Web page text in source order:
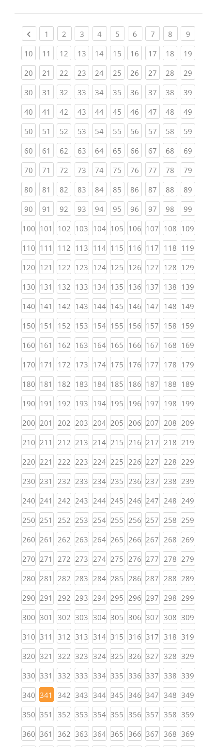
Previous page
1 (current)
2 (current)
3(current)
4(current)
5(current)
6 (current)
7(current)
8 (current)
9
10 (current)
11 (current)
12 (current)
13(current)
14(current)
15(current)
16 (current)
17(current)
18 (current)
19
20 (current)
21 (current)
22 (current)
23(current)
24(current)
25(current)
26 (current)
27(current)
28 (current)
29
30 (current)
31 (current)
32 (current)
33(current)
34(current)
35(current)
36 (current)
37(current)
38 (current)
39
40 (current)
41 (current)
42 (current)
43(current)
44(current)
45(current)
46 (current)
47(current)
48 (current)
49
50 (current)
51 (current)
52 (current)
53(current)
54(current)
55(current)
56 (current)
57(current)
58 (current)
59
60 (current)
61 (current)
62 (current)
63(current)
64(current)
65(current)
66 (current)
67(current)
68 (current)
69
70 (current)
71 (current)
72 (current)
73(current)
74(current)
75(current)
76 (current)
77(current)
78 (current)
79
80 (current)
81 (current)
82 (current)
83(current)
84(current)
85(current)
86 (current)
87(current)
88 (current)
89
90 (current)
91 (current)
92 (current)
93(current)
94(current)
95(current)
96 (current)
97(current)
98 (current)
99
100(current)
101 (current)
102(current)
103 (current)
104(current)
105 (current)
106(current)
107 (current)
108(current)
109
110(current)
111 (current)
112(current)
113 (current)
114(current)
115 (current)
116(current)
117 (current)
118(current)
119
120(current)
121 (current)
122(current)
123 (current)
124(current)
125 (current)
126(current)
127 (current)
128(current)
129
130(current)
131 (current)
132(current)
133 (current)
134(current)
135 (current)
136(current)
137 (current)
138(current)
139
140(current)
141 (current)
142(current)
143 (current)
144(current)
145 (current)
146(current)
147 (current)
148(current)
149
150(current)
151 (current)
152(current)
153 (current)
154(current)
155 (current)
156(current)
157 (current)
158(current)
159
160(current)
161 (current)
162(current)
163 (current)
164(current)
165 (current)
166(current)
167 (current)
168(current)
169
170(current)
171 (current)
172(current)
173 (current)
174(current)
175 (current)
176(current)
177 (current)
178(current)
179
180(current)
181 (current)
182(current)
183 (current)
184(current)
185 (current)
186(current)
187 (current)
188(current)
189
190(current)
191 (current)
192(current)
193 (current)
194(current)
195 (current)
196(current)
197 (current)
198(current)
199
200(current)
201 (current)
202(current)
203 (current)
204(current)
205 (current)
206(current)
207 (current)
208(current)
209
210(current)
211 (current)
212(current)
213 (current)
214(current)
215 (current)
216(current)
217 (current)
218(current)
219
220(current)
221 (current)
222(current)
223 (current)
224(current)
225 (current)
226(current)
227 (current)
228(current)
229
230(current)
231 (current)
232(current)
233 (current)
234(current)
235 (current)
236(current)
237 (current)
238(current)
239
240(current)
241 (current)
242(current)
243 (current)
244(current)
245 (current)
246(current)
247 (current)
248(current)
249
250(current)
251 (current)
252(current)
253 (current)
254(current)
255 (current)
256(current)
257 (current)
258(current)
259
260(current)
261 (current)
262(current)
263 (current)
264(current)
265 (current)
266(current)
267 (current)
268(current)
269
270(current)
271 (current)
272(current)
273 (current)
274(current)
275 (current)
276(current)
277 (current)
278(current)
279
280(current)
281 (current)
282(current)
283 (current)
284(current)
285 (current)
286(current)
287 (current)
288(current)
289
290(current)
291 (current)
292(current)
293 (current)
294(current)
295 (current)
296(current)
297 (current)
298(current)
299
300(current)
301 (current)
302(current)
303 (current)
304(current)
305 (current)
306(current)
307 (current)
308(current)
309
310(current)
311 (current)
312(current)
313 (current)
314(current)
315 (current)
316(current)
317 (current)
318(current)
319
320(current)
321 (current)
322(current)
323 (current)
324(current)
325 (current)
326(current)
327 (current)
328(current)
329
330(current)
331 (current)
332(current)
333 (current)
334(current)
335 (current)
336(current)
337 (current)
338(current)
339
340(current)
341 342(current)
343 (current)
344(current)
345 (current)
346(current)
347 (current)
348(current)
349
350(current)
351 (current)
352(current)
353 (current)
354(current)
355 (current)
356(current)
357 (current)
358(current)
359
360(current)
361 (current)
362(current)
363 (current)
364(current)
365 (current)
366(current)
367 (current)
368(current)
369